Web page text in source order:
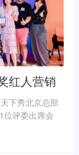
红人营销
下秀北京总部
位评委出席会
续聚焦红人经